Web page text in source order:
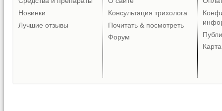
Новинки
Лучшие отзывы
Консультация трихолога
Почитать & посмотреть
Форум